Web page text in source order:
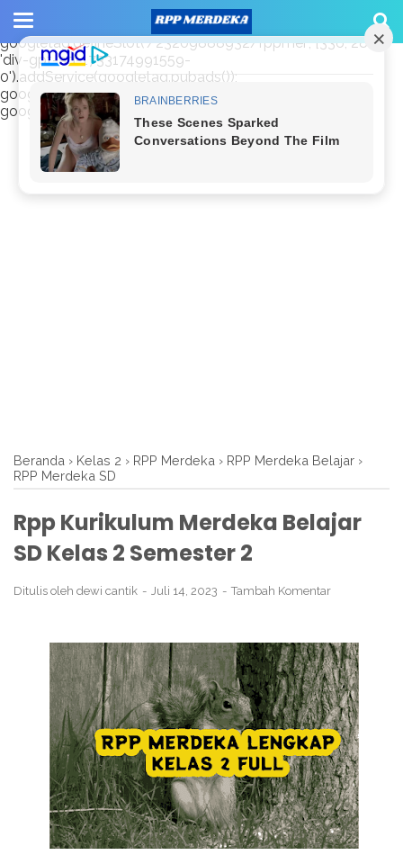
window.googletag = window.googletag || {cmd: []};
googletag.cmd.push(function() {
googletag.defineSlot('/23209888932/rppmer', [336, 280],
'div-gpt-ad-1733174991559-
0').addService(googletag.pubads());
googletag.pubads().enableSingleRequest();
googletag.enableServices(); });
Beranda › Kelas 2 › RPP Merdeka › RPP Merdeka Belajar ›
RPP Merdeka SD
Rpp Kurikulum Merdeka Belajar
SD Kelas 2 Semester 2
Ditulis oleh dewi cantik Juli 14, 2023 Tambah Komentar